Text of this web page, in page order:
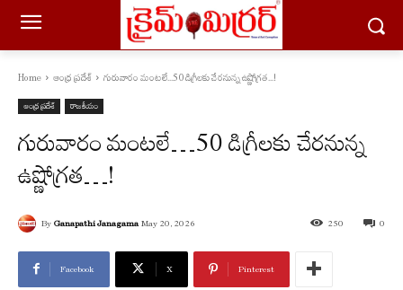
Home ఆంధ్ర ప్రదేశ్ గురువారం మంట‌లే...50 డిగ్రీలకు చేరనున్న ఉష్ణోగ్రత...!
ఆంధ్ర ప్రదేశ్ రాజకీయం
గురువారం మంట‌లే…50 డిగ్రీలకు చేరనున్న
ఉష్ణోగ్రత…!
By Ganapathi Janagama May 20, 2026 0
250
Facebook X Pinterest